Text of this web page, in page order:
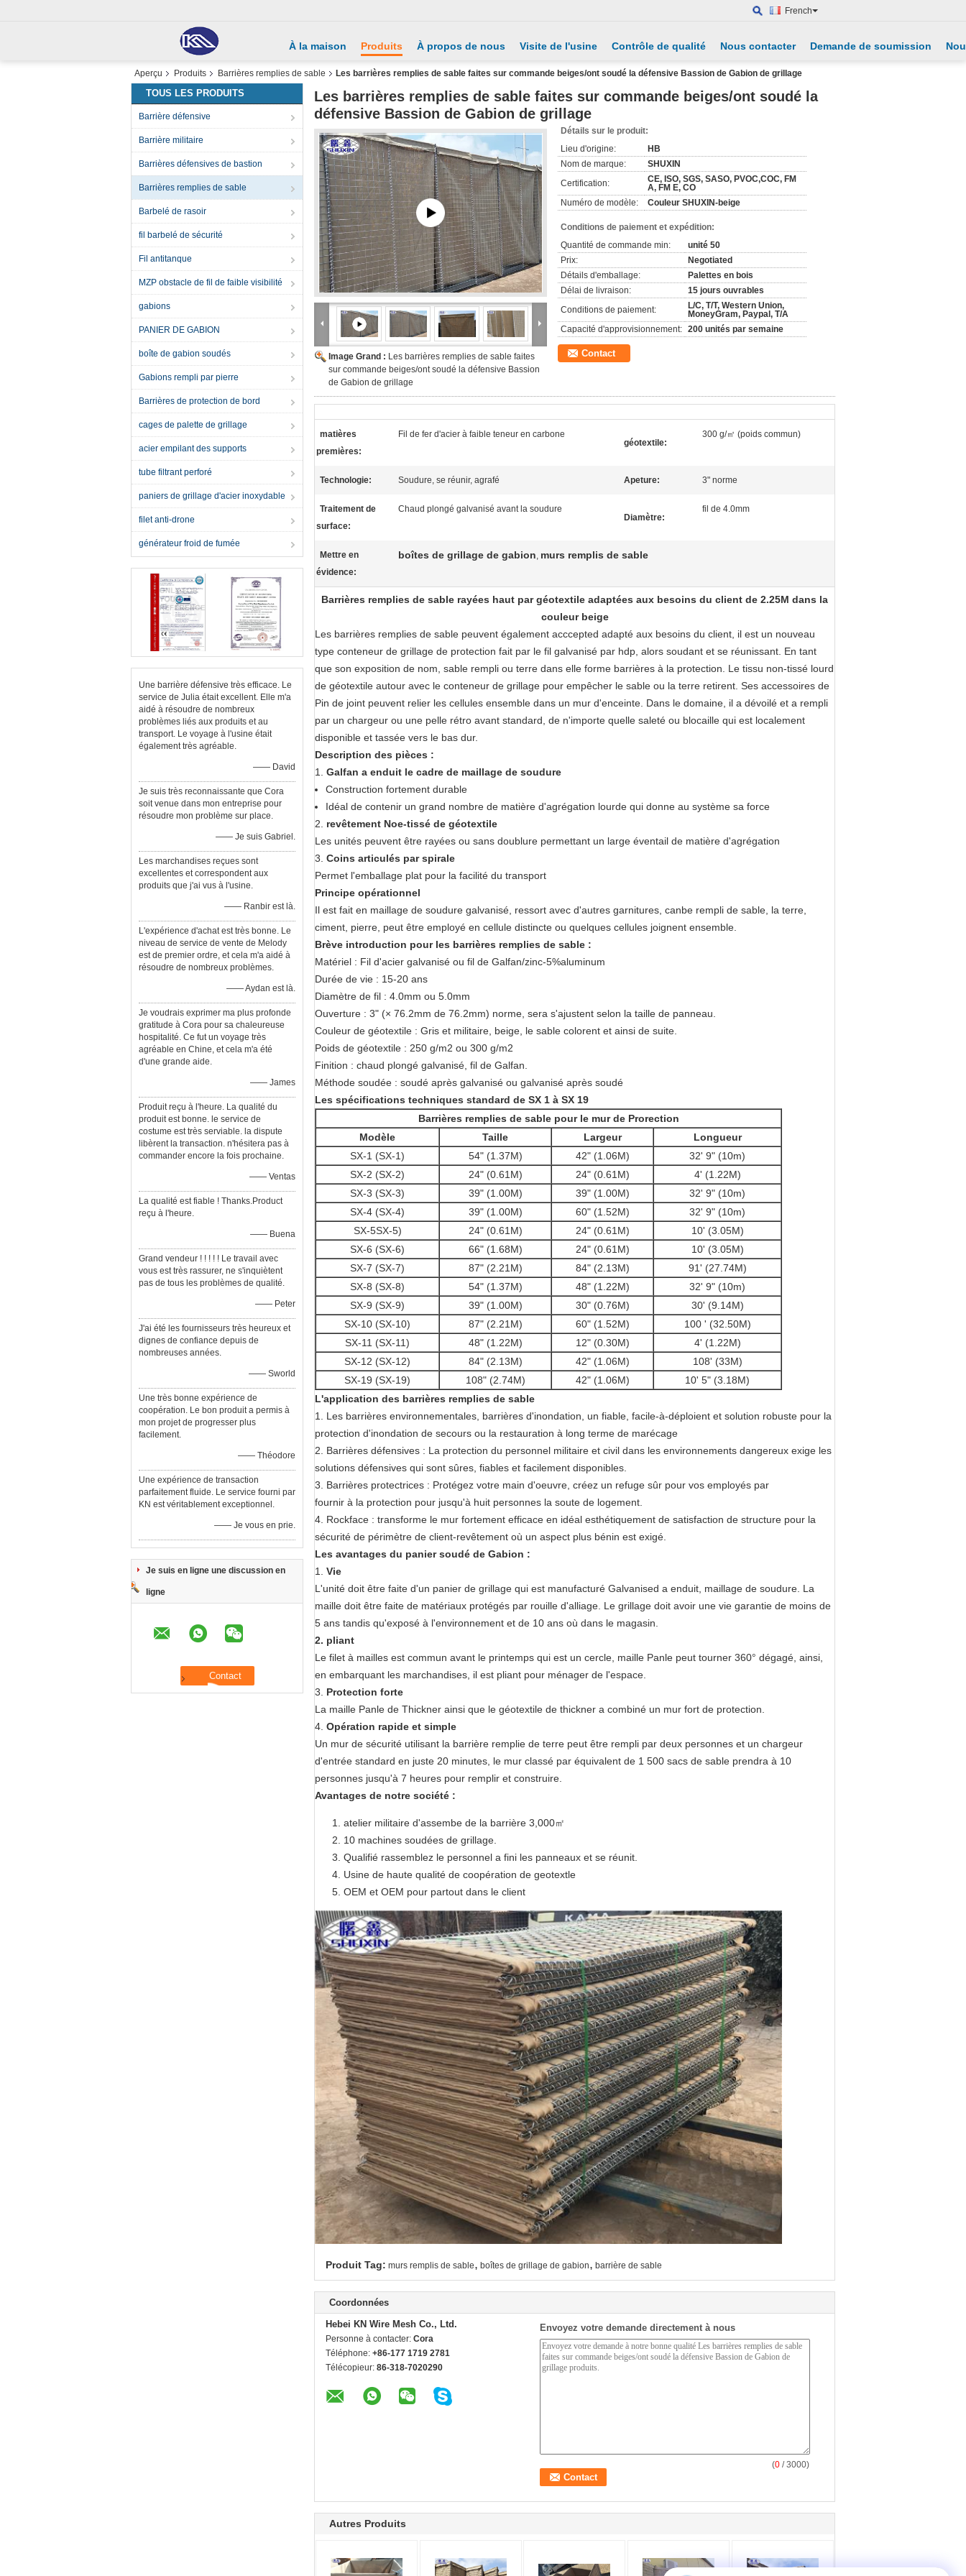
French
À la maison Produits À propos de nous Visite de l'usine Contrôle de qualité Nous contacter Demande de soumission
Aperçu Produits Barrières remplies de sable Les barrières remplies de sable faites sur commande beiges/ont soudé la défensive Bassion de Gabion de grillage
TOUS LES PRODUITS
Barrière défensive
Barrière militaire
Barrières défensives de bastion
Barrières remplies de sable
Barbelé de rasoir
fil barbelé de sécurité
Fil antitanque
MZP obstacle de fil de faible visibilité
gabions
PANIER DE GABION
boîte de gabion soudés
Gabions rempli par pierre
Barrières de protection de bord
cages de palette de grillage
acier empilant des supports
tube filtrant perforé
paniers de grillage d'acier inoxydable
filet anti-drone
générateur froid de fumée
Une barrière défensive très efficace. Le
service de Julia était excellent. Elle m'a
aidé à résoudre de nombreux
problèmes liés aux produits et au
transport. Le voyage à l'usine était
également très agréable.
—— David
Je suis très reconnaissante que Cora
soit venue dans mon entreprise pour
résoudre mon problème sur place.
—— Je suis Gabriel.
Les marchandises reçues sont
excellentes et correspondent aux
produits que j'ai vus à l'usine.
—— Ranbir est là.
L'expérience d'achat est très bonne. Le
niveau de service de vente de Melody
est de premier ordre, et cela m'a aidé à
résoudre de nombreux problèmes.
—— Aydan est là.
Je voudrais exprimer ma plus profonde
gratitude à Cora pour sa chaleureuse
hospitalité. Ce fut un voyage très
agréable en Chine, et cela m'a été
d'une grande aide.
—— James
Produit reçu à l'heure. La qualité du
produit est bonne. le service de
costume est très serviable. la dispute
libèrent la transaction. n'hésitera pas à
commander encore la fois prochaine.
—— Ventas
La qualité est fiable ! Thanks.Product
reçu à l'heure.
—— Buena
Grand vendeur ! ! ! ! ! Le travail avec
vous est très rassurer, ne s'inquiètent
pas de tous les problèmes de qualité.
—— Peter
J'ai été les fournisseurs très heureux et
dignes de confiance depuis de
nombreuses années.
—— Sworld
Une très bonne expérience de
coopération. Le bon produit a permis à
mon projet de progresser plus
facilement.
—— Théodore
Une expérience de transaction
parfaitement fluide. Le service fourni par
KN est véritablement exceptionnel.
—— Je vous en prie.
Je suis en ligne une discussion en
ligne
Les barrières remplies de sable faites sur commande beiges/ont soudé la
défensive Bassion de Gabion de grillage
Image Grand : Les barrières remplies de sable faites
sur commande beiges/ont soudé la défensive Bassion
de Gabion de grillage
Détails sur le produit:
Lieu d'origine:
HB
Nom de marque:
SHUXIN
Certification:
CE, ISO, SGS, SASO, PVOC,COC, FM
A, FM E, CO
Numéro de modèle:
Couleur SHUXIN-beige
Conditions de paiement et expédition:
Quantité de commande min:
unité 50
Prix:
Negotiated
Détails d'emballage:
Palettes en bois
Délai de livraison:
15 jours ouvrables
Conditions de paiement:
L/C, T/T, Western Union,
MoneyGram, Paypal, T/A
Capacité d'approvisionnement: 200 unités par semaine
Contact
matières
premières:
Fil de fer d'acier à faible teneur en carbone
géotextile:
300 g/㎡ (poids commun)
Technologie: Soudure, se réunir, agrafé Apeture: 3" norme
Traitement de
surface:
Chaud plongé galvanisé avant la soudure
Diamètre:
fil de 4.0mm
Mettre en
évidence:
boîtes de grillage de gabion, murs remplis de sable
Barrières remplies de sable rayées haut par géotextile adaptées aux besoins du client de 2.25M dans la
couleur beige
Les barrières remplies de sable peuvent également acccepted adapté aux besoins du client, il est un nouveau
type conteneur de grillage de protection fait par le fil galvanisé par hdp, alors soudant et se réunissant. En tant
que son exposition de nom, sable rempli ou terre dans elle forme barrières à la protection. Le tissu non-tissé lourd
de géotextile autour avec le conteneur de grillage pour empêcher le sable ou la terre retirent. Ses accessoires de
Pin de joint peuvent relier les cellules ensemble dans un mur d'enceinte. Dans le domaine, il a dévoilé et a rempli
par un chargeur ou une pelle rétro avant standard, de n'importe quelle saleté ou blocaille qui est localement
disponible et tassée vers le bas dur.
Description des pièces :
1. Galfan a enduit le cadre de maillage de soudure
Construction fortement durable
Idéal de contenir un grand nombre de matière d'agrégation lourde qui donne au système sa force
2. revêtement Noe-tissé de géotextile
Les unités peuvent être rayées ou sans doublure permettant un large éventail de matière d'agrégation
3. Coins articulés par spirale
Permet l'emballage plat pour la facilité du transport
Principe opérationnel
Il est fait en maillage de soudure galvanisé, ressort avec d'autres garnitures, canbe rempli de sable, la terre,
ciment, pierre, peut être employé en cellule distincte ou quelques cellules joignent ensemble.
Brève introduction pour les barrières remplies de sable :
Matériel : Fil d'acier galvanisé ou fil de Galfan/zinc-5%aluminum
Durée de vie : 15-20 ans
Diamètre de fil : 4.0mm ou 5.0mm
Ouverture : 3" (× 76.2mm de 76.2mm) norme, sera s'ajustent selon la taille de panneau.
Couleur de géotextile : Gris et militaire, beige, le sable colorent et ainsi de suite.
Poids de géotextile : 250 g/m2 ou 300 g/m2
Finition : chaud plongé galvanisé, fil de Galfan.
Méthode soudée : soudé après galvanisé ou galvanisé après soudé
Les spécifications techniques standard de SX 1 à SX 19
Barrières remplies de sable pour le mur de Prorection
Modèle
Taille Largeur
Longueur
SX-1 (SX-1)
54" (1.37M) 42" (1.06M)
32' 9" (10m)
SX-2 (SX-2)
24" (0.61M) 24" (0.61M)
4' (1.22M)
SX-3 (SX-3)
39" (1.00M) 39" (1.00M)
32' 9" (10m)
SX-4 (SX-4)
39" (1.00M) 60" (1.52M)
32' 9" (10m)
SX-5SX-5)
24" (0.61M) 24" (0.61M)
10' (3.05M)
SX-6 (SX-6)
66" (1.68M) 24" (0.61M)
10' (3.05M)
SX-7 (SX-7)
87" (2.21M) 84" (2.13M)
91' (27.74M)
SX-8 (SX-8)
54" (1.37M) 48" (1.22M)
32' 9" (10m)
SX-9 (SX-9)
39" (1.00M) 30" (0.76M)
30' (9.14M)
SX-10 (SX-10)
87" (2.21M) 60" (1.52M)
100 ' (32.50M)
SX-11 (SX-11)
48" (1.22M) 12" (0.30M)
4' (1.22M)
SX-12 (SX-12)
84" (2.13M) 42" (1.06M)
108' (33M)
SX-19 (SX-19)
108" (2.74M) 42" (1.06M)
10' 5" (3.18M)
L'application des barrières remplies de sable
1. Les barrières environnementales, barrières d'inondation, un fiable, facile-à-déploient et solution robuste pour la
protection d'inondation de secours ou la restauration à long terme de marécage
2. Barrières défensives : La protection du personnel militaire et civil dans les environnements dangereux exige les
solutions défensives qui sont sûres, fiables et facilement disponibles.
3. Barrières protectrices : Protégez votre main d'oeuvre, créez un refuge sûr pour vos employés par
fournir à la protection pour jusqu'à huit personnes la soute de logement.
4. Rockface : transforme le mur fortement efficace en idéal esthétiquement de satisfaction de structure pour la
sécurité de périmètre de client-revêtement où un aspect plus bénin est exigé.
Les avantages du panier soudé de Gabion :
1. Vie
L'unité doit être faite d'un panier de grillage qui est manufacturé Galvanised a enduit, maillage de soudure. La
maille doit être faite de matériaux protégés par rouille d'alliage. Le grillage doit avoir une vie garantie de moins de
5 ans tandis qu'exposé à l'environnement et de 10 ans où dans le magasin.
2. pliant
Le filet à mailles est commun avant le printemps qui est un cercle, maille Panle peut tourner 360° dégagé, ainsi,
en embarquant les marchandises, il est pliant pour ménager de l'espace.
3. Protection forte
La maille Panle de Thickner ainsi que le géotextile de thickner a combiné un mur fort de protection.
4. Opération rapide et simple
Un mur de sécurité utilisant la barrière remplie de terre peut être rempli par deux personnes et un chargeur
d'entrée standard en juste 20 minutes, le mur classé par équivalent de 1 500 sacs de sable prendra à 10
personnes jusqu'à 7 heures pour remplir et construire.
Avantages de notre société :
atelier militaire d'assembe de la barrière 3,000㎡
10 machines soudées de grillage.
Qualifié rassemblez le personnel a fini les panneaux et se réunit.
Usine de haute qualité de coopération de geotextle
OEM et OEM pour partout dans le client
Produit Tag: murs remplis de sable, boîtes de grillage de gabion, barrière de sable
Coordonnées
Hebei KN Wire Mesh Co., Ltd.
Personne à contacter: Cora
Téléphone: +86-177 1719 2781
Télécopieur: 86-318-7020290
Envoyez votre demande directement à nous
(0 / 3000)
Autres Produits